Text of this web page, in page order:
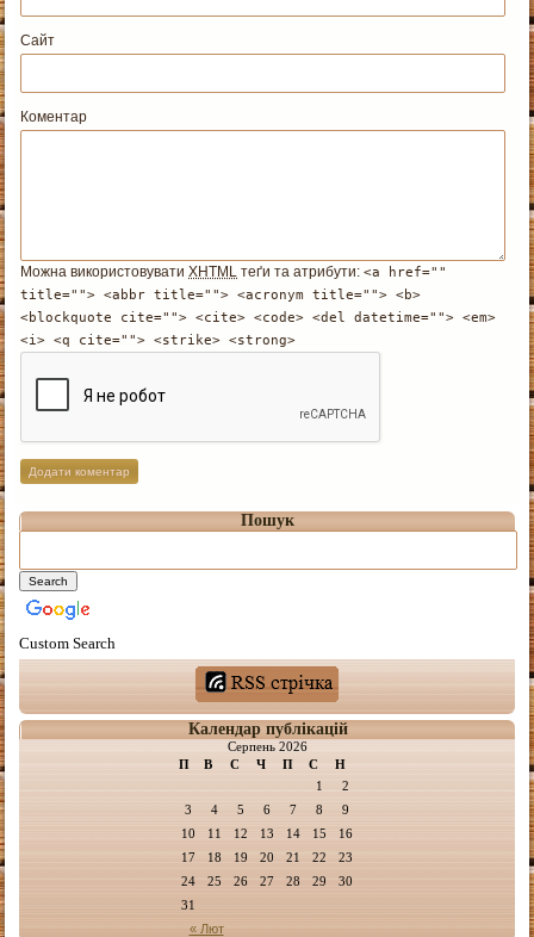
Сайт
Коментар
Можна використовуватиXHTML теґи та атрибути:<a href=""
title=""> <abbr title=""> <acronym title=""> <b>
<blockquote cite=""> <cite> <code> <del datetime=""> <em>
<i> <q cite=""> <strike> <strong>
Пошук
Custom Search
Календар публікацій
Серпень 2026
П
В С Ч П С Н
« Лют
1
2
3
4 5 6 7 8
9
10
11 12 13 14 15
16
17
18 19 20 21 22
23
24
25 26 27 28 29
30
31